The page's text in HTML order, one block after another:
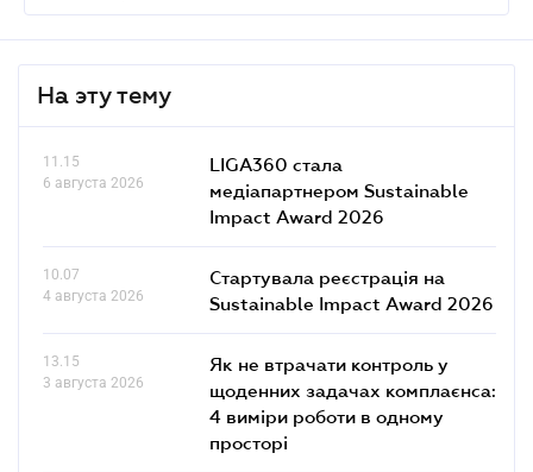
На эту тему
11.15
6 августа 2026
LIGA360 стала
медіапартнером Sustainable
Impact Award 2026
10.07
4 августа 2026
Стартувала реєстрація на
Sustainable Impact Award 2026
13.15
3 августа 2026
Як не втрачати контроль у
щоденних задачах комплаєнса:
4 виміри роботи в одному
просторі